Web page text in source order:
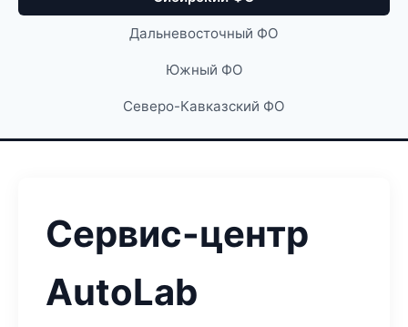
Дальневосточный ФО
Южный ФО
Северо-Кавказский ФО
Сервис-центр
AutoLab